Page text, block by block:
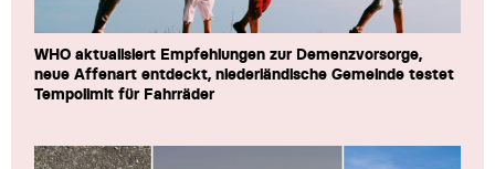
WHO aktualisiert Empfehlungen zur Demenzvorsorge,
neue Affenart entdeckt, niederländische Gemeinde testet
Tempolimit für Fahrräder